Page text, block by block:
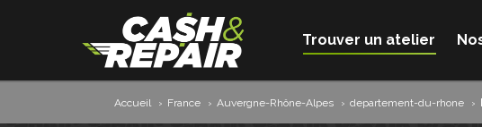
Trouver un atelier
Accueil › France › Auvergne-Rhône-Alpes › departement-du-rhone ›